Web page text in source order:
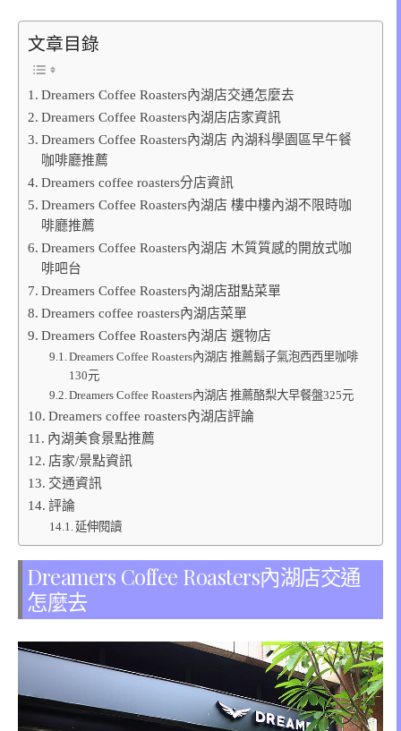
文章目錄
Dreamers Coffee Roasters內湖店交通怎麼去
Dreamers Coffee Roasters內湖店店家資訊
Dreamers Coffee Roasters內湖店 內湖科學園區早午餐
咖啡廳推薦
Dreamers coffee roasters分店資訊
Dreamers Coffee Roasters內湖店 樓中樓內湖不限時咖
啡廳推薦
Dreamers Coffee Roasters內湖店 木質質感的開放式咖
啡吧台
Dreamers Coffee Roasters內湖店甜點菜單
Dreamers coffee roasters內湖店菜單
Dreamers Coffee Roasters內湖店 選物店
Dreamers Coffee Roasters內湖店 推薦鬍子氣泡西西里咖啡
130元
Dreamers Coffee Roasters內湖店 推薦酪梨大早餐盤325元
Dreamers coffee roasters內湖店評論
內湖美食景點推薦
店家/景點資訊
交通資訊
評論
延伸閱讀
Dreamers Coffee Roasters內湖店交通
怎麼去